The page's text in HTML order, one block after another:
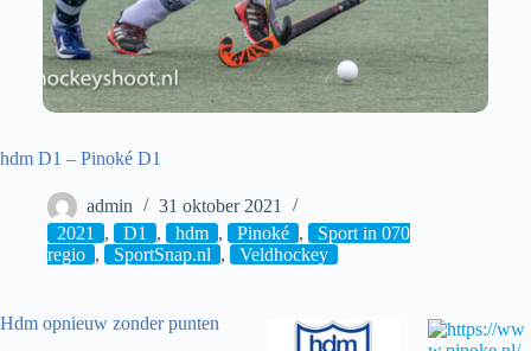
hdm D1 – Pinoké D1
admin
31 oktober 2021
2021
, D1 , hdm , Pinoké ,
Sport in 070
regio , SportSnap.nl , Veldhockey
Hdm opnieuw zonder punten